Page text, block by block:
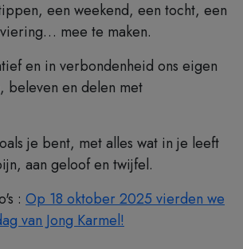
een weekend, een tocht, een
mee te maken.
en in verbondenheid ons eigen
beleven en delen met
je bent, met alles wat in je leeft
aan geloof en twijfel.
: Op 18 oktober 2025 vierden we
van Jong Karmel!